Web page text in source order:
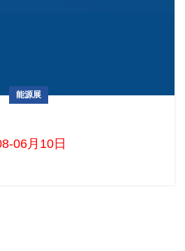
能源展
月08-06月10日 ...